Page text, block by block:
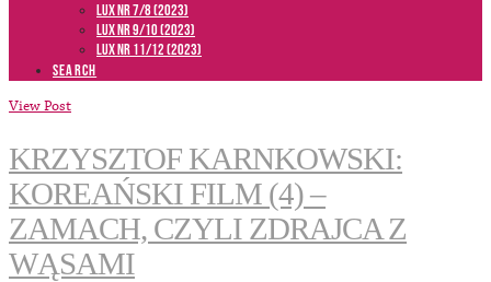
LUX NR 7/8 (2023)
LUX NR 9/10 (2023)
LUX NR 11/12 (2023)
SEARCH
View Post
KRZYSZTOF KARNKOWSKI:
KOREAŃSKI FILM (4) –
ZAMACH, CZYLI ZDRAJCA Z
WĄSAMI